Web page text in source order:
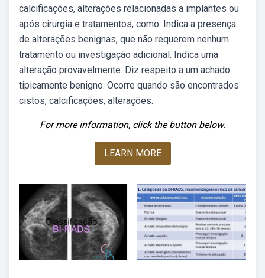
calcificações, alterações relacionadas a implantes ou
após cirurgia e tratamentos, como. Indica a presença
de alterações benignas, que não requerem nenhum
tratamento ou investigação adicional. Indica uma
alteração provavelmente. Diz respeito a um achado
tipicamente benigno. Ocorre quando são encontrados
cistos, calcificações, alterações.
For more information, click the button below.
LEARN MORE